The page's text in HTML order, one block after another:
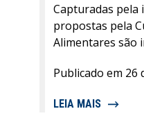
Capturadas pela
propostas pela
Alimentares são
Publicado em 26
LEIA MAIS